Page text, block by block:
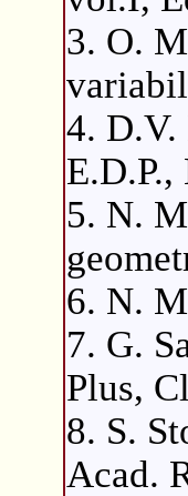
3. O.
4. D.V.
5. N.
6. N.
7. G.
Plus,
8. S.
Acad.